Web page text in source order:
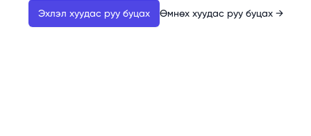
Эхлэл хуудас руу буцах Өмнөх хуудас руу буцах →